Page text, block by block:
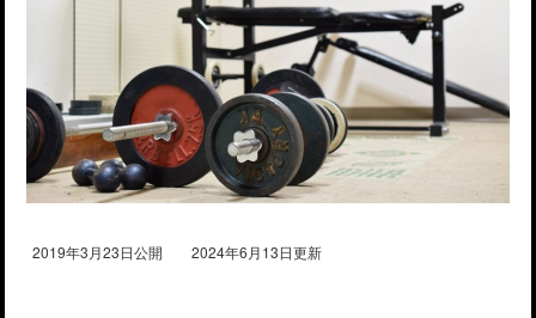
2019年3月23日公開 2024年6月13日更新